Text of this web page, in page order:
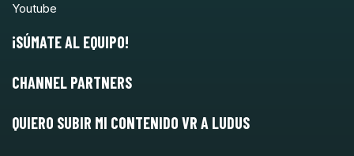
Youtube
¡SÚMATE AL EQUIPO!
CHANNEL PARTNERS
QUIERO SUBIR MI CONTENIDO VR A LUDUS